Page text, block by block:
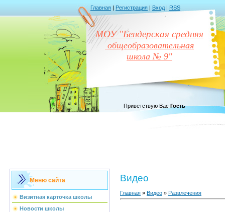
Главная | Регистрация | Вход | RSS
МОУ "Бендерская средняя
общеобразовательная
школа № 9"
Приветствую Вас Гость
Меню сайта
Визитная карточка школы
Новости школы
Видео
Главная » Видео » Развлечения